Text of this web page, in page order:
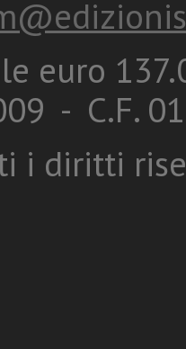
euro
- C.F.
i diritti